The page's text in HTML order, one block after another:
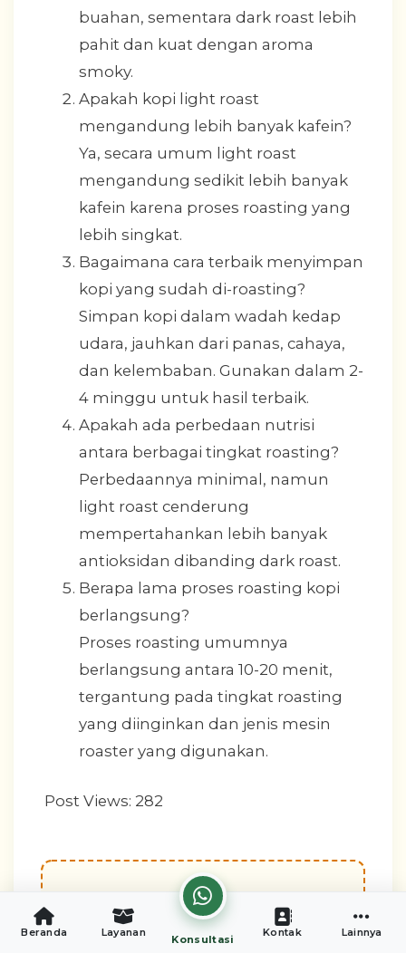
buahan, sementara dark roast lebih
pahit dan kuat dengan aroma
smoky.
Apakah kopi light roast
mengandung lebih banyak kafein?
Ya, secara umum light roast
mengandung sedikit lebih banyak
kafein karena proses roasting yang
lebih singkat.
Bagaimana cara terbaik menyimpan
kopi yang sudah di-roasting?
Simpan kopi dalam wadah kedap
udara, jauhkan dari panas, cahaya,
dan kelembaban. Gunakan dalam 2-
4 minggu untuk hasil terbaik.
Apakah ada perbedaan nutrisi
antara berbagai tingkat roasting?
Perbedaannya minimal, namun
light roast cenderung
mempertahankan lebih banyak
antioksidan dibanding dark roast.
Berapa lama proses roasting kopi
berlangsung?
Proses roasting umumnya
berlangsung antara 10-20 menit,
tergantung pada tingkat roasting
yang diinginkan dan jenis mesin
roaster yang digunakan.
Post Views: 282
Tertarik Membangun
Beranda Layanan
Konsultasi
Kontak Lainnya